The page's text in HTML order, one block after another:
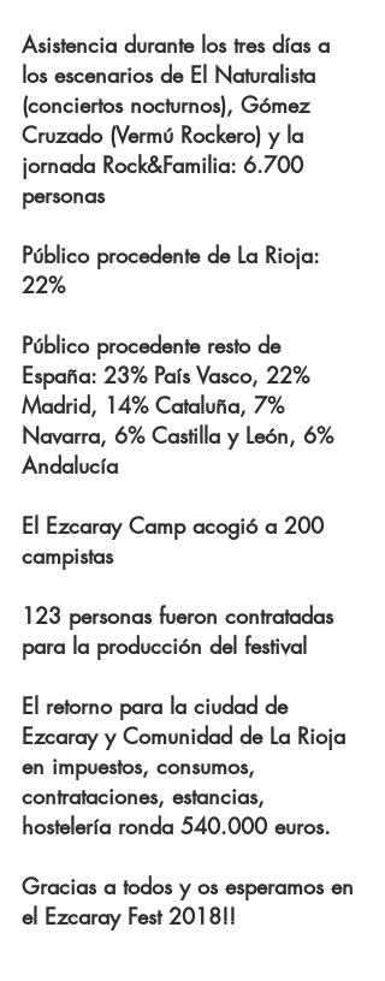
Asistencia durante los tres días a
los escenarios de El Naturalista
(conciertos nocturnos), Gómez
Cruzado (Vermú Rockero) y la
jornada Rock&Familia: 6.700
personas
Público procedente de La Rioja:
22%
Público procedente resto de
España: 23% País Vasco, 22%
Madrid, 14% Cataluña, 7%
Navarra, 6% Castilla y León, 6%
Andalucía
El Ezcaray Camp acogió a 200
campistas
123 personas fueron contratadas
para la producción del festival
El retorno para la ciudad de
Ezcaray y Comunidad de La Rioja
en impuestos, consumos,
contrataciones, estancias,
hostelería ronda 540.000 euros.
Gracias a todos y os esperamos en
el Ezcaray Fest 2018!!